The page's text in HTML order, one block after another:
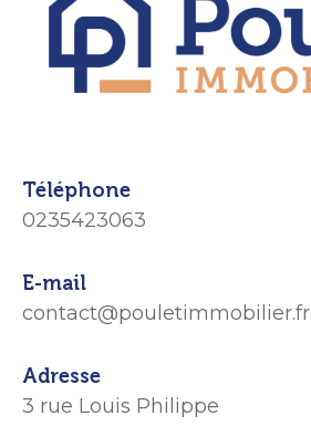
Téléphone
0235423063
E-mail
contact@pouletimmobilier.fr
Adresse
3 rue Louis Philippe